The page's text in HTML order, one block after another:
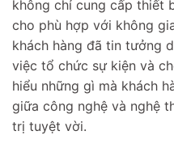
không chỉ cung cấp thiết
cho phù hợp với không
khách hàng đã tin tưởng
việc tổ chức sự kiện và
hiểu những gì mà khách
giữa công nghệ và nghệ
trị tuyệt vời.